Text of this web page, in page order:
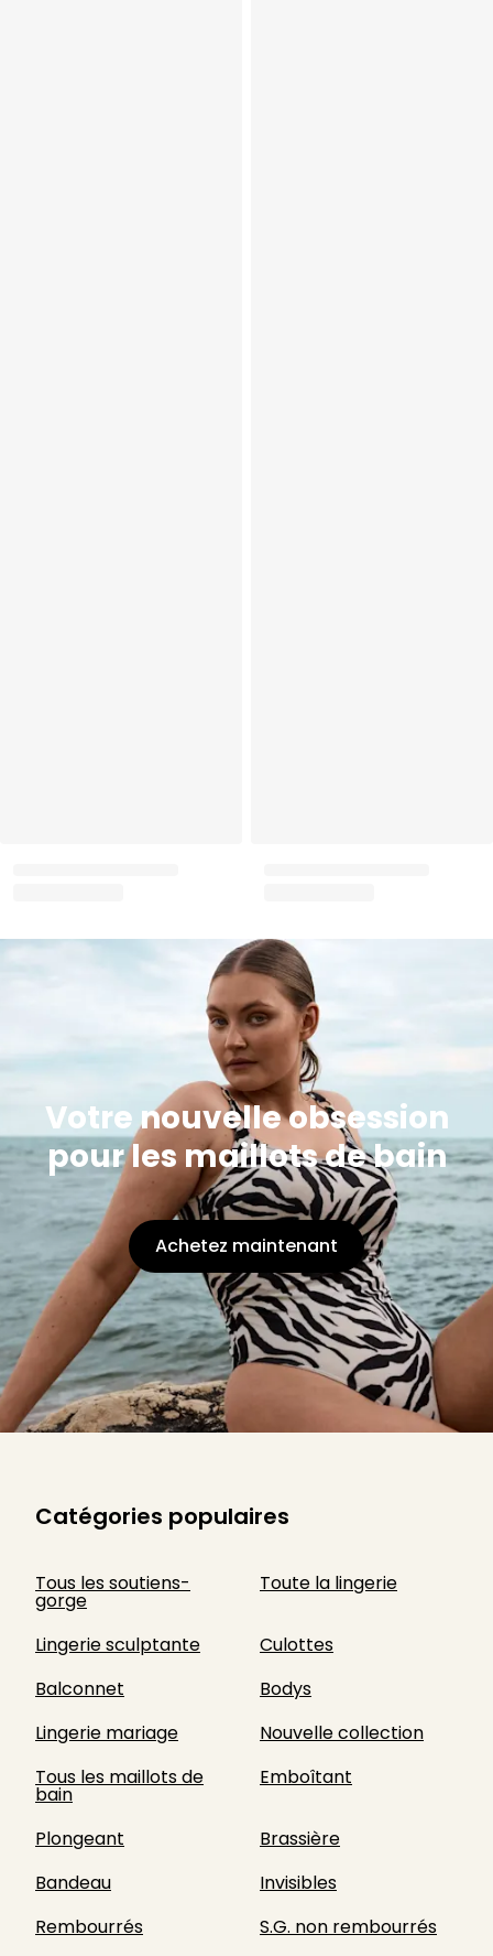
Votre nouvelle obsession
pour les maillots de bain
Achetez maintenant
Catégories populaires
Tous les soutiens-
gorge
Toute la lingerie
Lingerie sculptante
Culottes
Balconnet
Bodys
Lingerie mariage
Nouvelle collection
Tous les maillots de
bain
Emboîtant
Plongeant
Brassière
Bandeau
Invisibles
Rembourrés
S.G. non rembourrés